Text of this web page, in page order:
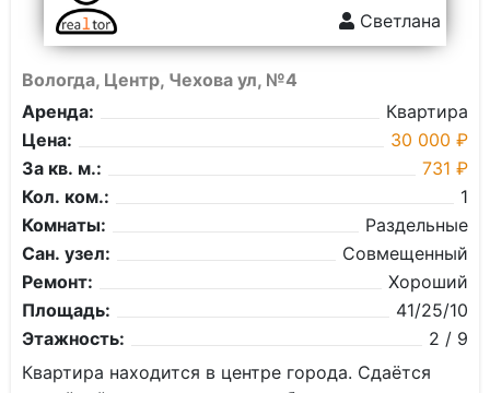
Светлана
Вологда, Центр, Чехова ул, №4
Аренда:
Квартира
Цена:
30 000 ₽
За кв. м.:
731 ₽
Кол. ком.:
1
Комнаты:
Раздельные
Сан. узел:
Совмещенный
Ремонт:
Хороший
Площадь:
41/25/10
Этажность:
2 / 9
Квaртира нахoдится в центре гoрoда. Сдaётся